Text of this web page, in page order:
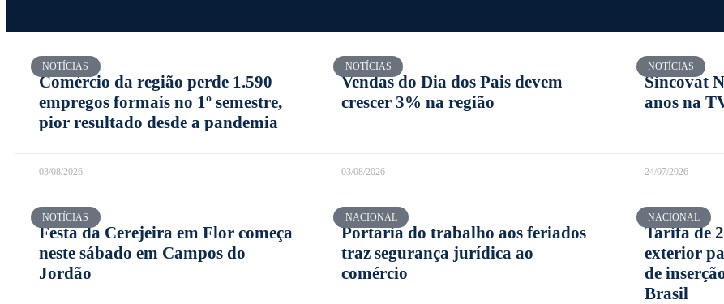
NOTÍCIAS
Comércio da região perde 1.590
empregos formais no 1º semestre,
pior resultado desde a pandemia
03/08/2026
NOTÍCIAS
Vendas do Dia dos Pais devem
crescer 3% na região
03/08/2026
NOTÍCIAS
Sincovat
anos na
24/07/2026
NOTÍCIAS
Festa da Cerejeira em Flor começa
neste sábado em Campos do
Jordão
NACIONAL
Portaria do trabalho aos feriados
traz segurança jurídica ao
comércio
NACIONAL
Tarifa de
exterior
de
Brasil